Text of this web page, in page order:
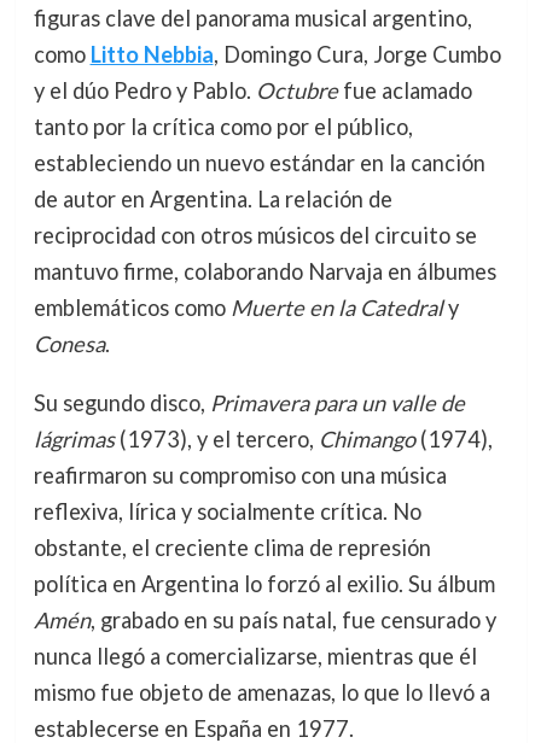
figuras clave del panorama musical argentino,
como Litto Nebbia, Domingo Cura, Jorge Cumbo
y el dúo Pedro y Pablo. Octubrefue aclamado
tanto por la crítica como por el público,
estableciendo un nuevo estándar en la canción
de autor en Argentina. La relación de
reciprocidad con otros músicos del circuito se
mantuvo firme, colaborando Narvaja en álbumes
emblemáticos como Muerte en la Catedraly
Conesa.
Su segundo disco, Primavera para un valle de
lágrimas(1973), y el tercero, Chimango(1974),
reafirmaron su compromiso con una música
reflexiva, lírica y socialmente crítica. No
obstante, el creciente clima de represión
política en Argentina lo forzó al exilio. Su álbum
Amén, grabado en su país natal, fue censurado y
nunca llegó a comercializarse, mientras que él
mismo fue objeto de amenazas, lo que lo llevó a
establecerse en España en 1977.